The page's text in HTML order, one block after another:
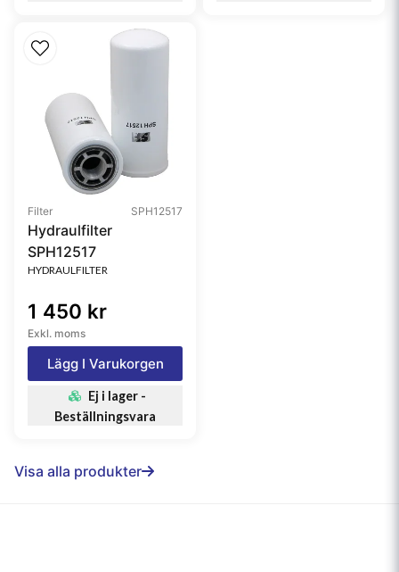
Filter SPH12517
Hydraulfilter
SPH12517
HYDRAULFILTER
1 450 kr
Exkl. moms
Lägg I Varukorgen
Ej i lager -
Beställningsvara
Visa alla produkter